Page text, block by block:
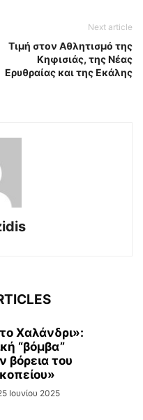
Next article
Τιμή στον Αθλητισμό της
Κηφισιάς, της Νέας
Ερυθραίας και της Εκάλης
Χαλάνδρι»:
“βόμβα”
βόρεια του
Ιουνίου 2025